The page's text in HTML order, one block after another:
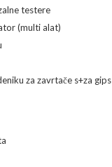
testere
(multi alat)
za zavrtače s+za gips